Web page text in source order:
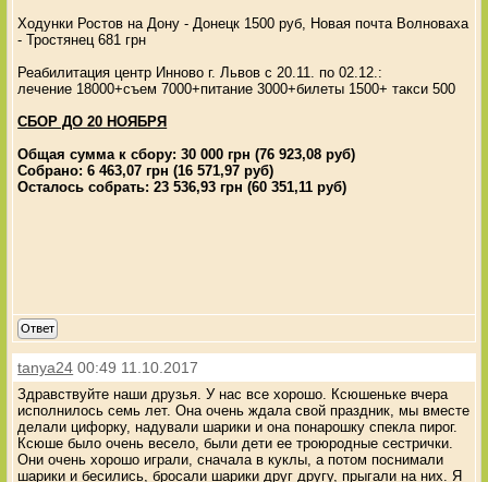
Ходунки Ростов на Дону - Донецк 1500 руб, Новая почта Волноваха
- Тростянец 681 грн
Реабилитация центр Инново г. Львов с 20.11. по 02.12.:
лечение 18000+съем 7000+питание 3000+билеты 1500+ такси 500
СБОР ДО 20 НОЯБРЯ
Общая сумма к сбору: 30 000 грн (76 923,08 руб)
Собрано: 6 463,07 грн (16 571,97 руб)
Осталось собрать: 23 536,93 грн (60 351,11 руб)
Ответ
tanya24 00:49 11.10.2017
Здравствуйте наши друзья. У нас все хорошо. Ксюшеньке вчера
исполнилось семь лет. Она очень ждала свой праздник, мы вместе
делали цифорку, надували шарики и она понарошку спекла пирог.
Ксюше было очень весело, были дети ее троюродные сестрички.
Они очень хорошо играли, сначала в куклы, а потом поснимали
шарики и бесились, бросали шарики друг другу, прыгали на них. Я